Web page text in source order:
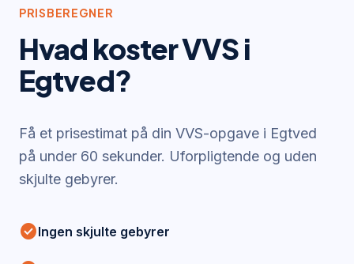
PRISBEREGNER
Hvad koster VVS i
Egtved?
Få et prisestimat på din VVS-opgave i Egtved
på under 60 sekunder. Uforpligtende og uden
skjulte gebyrer.
check_circleIngen skjulte gebyrer